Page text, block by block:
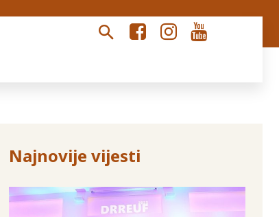
Najnovije vijesti